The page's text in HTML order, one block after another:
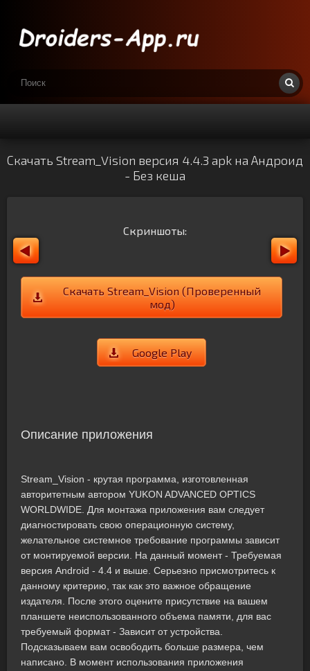
Скачать Stream_Vision версия 4.4.3 apk на Андроид
- Без кеша
Скриншоты:
Скачать Stream_Vision (Проверенный
мод)
Google Play
Описание приложения
Stream_Vision - крутая программа, изготовленная
авторитетным автором YUKON ADVANCED OPTICS
WORLDWIDE. Для монтажа приложения вам следует
диагностировать свою операционную систему,
желательное системное требование программы зависит
от монтируемой версии. На данный момент - Требуемая
версия Android - 4.4 и выше. Серьезно присмотритесь к
данному критерию, так как это важное обращение
издателя. После этого оцените присутствие на вашем
планшете неиспользованного объема памяти, для вас
требуемый формат - Зависит от устройства.
Подсказываем вам освободить больше размера, чем
написано. В момент использования приложения